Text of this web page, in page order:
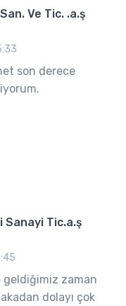
Ve Tic. .a.ş
son derece
Sanayi Tic.a.ş
geldiğimiz zaman
dolayı çok